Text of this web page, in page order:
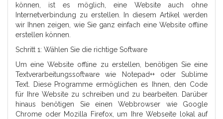
können, ist es möglich, eine Website auch ohne
Internetverbindung zu erstellen. In diesem Artikel werden
wir Ihnen zeigen, wie Sie ganz einfach eine Website offline
erstellen können.
Schritt 1: Wählen Sie die richtige Software
Um eine Website offline zu erstellen, benötigen Sie eine
Textverarbeitungssoftware wie Notepad++ oder Sublime
Text. Diese Programme ermöglichen es Ihnen, den Code
für Ihre Website zu schreiben und zu bearbeiten. Darüber
hinaus benötigen Sie einen Webbrowser wie Google
Chrome oder Mozilla Firefox, um Ihre Webseite lokal auf